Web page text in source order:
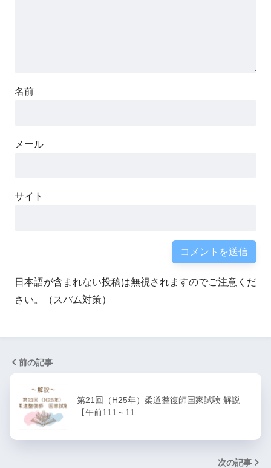
名前
メール
サイト
日本語が含まれない投稿は無視されますのでご注意くだ
さい。（スパム対策）
前の記事
第21回（H25年）柔道整復師国家試験 解説
【午前111～11…
次の記事